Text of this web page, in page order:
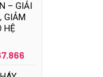
– GIẢI
GIẢM
HỆ